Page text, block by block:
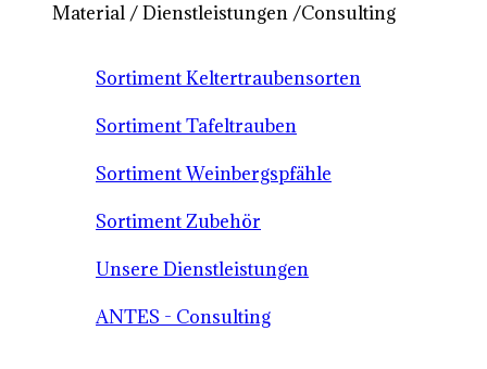
Material / Dienstleistungen /Consulting
Sortiment Keltertraubensorten
Sortiment Tafeltrauben
Sortiment Weinbergspfähle
Sortiment Zubehör
Unsere Dienstleistungen
ANTES - Consulting